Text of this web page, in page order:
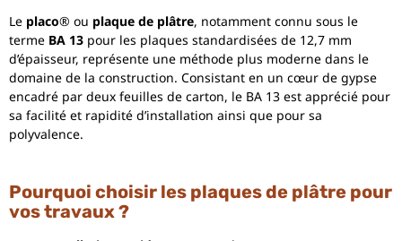
Le placo® ou plaque de plâtre, notamment connu sous le
terme BA 13 pour les plaques standardisées de 12,7 mm
d’épaisseur, représente une méthode plus moderne dans le
domaine de la construction. Consistant en un cœur de gypse
encadré par deux feuilles de carton, le BA 13 est apprécié pour
sa facilité et rapidité d’installation ainsi que pour sa
polyvalence.
Pourquoi choisir les plaques de plâtre pour
vos travaux ?